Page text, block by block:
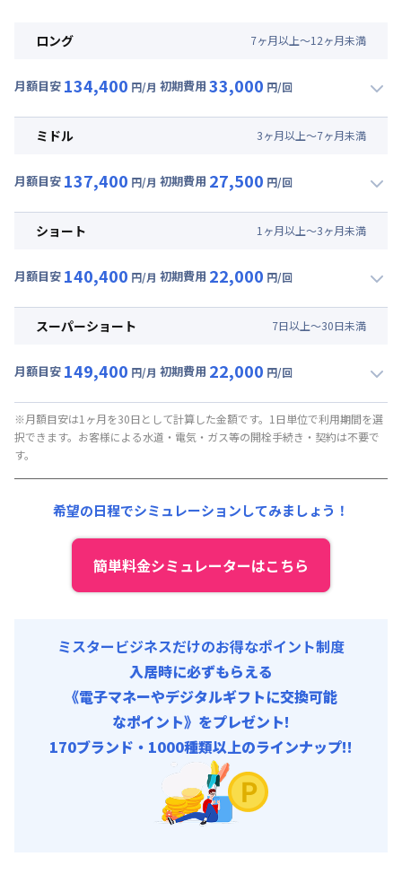
ロング 7ヶ月以上～12ヶ月未満
月額目安 134,400 円/月 初期費用 33,000 円/回
月額賃料目安(30日利用)
光熱費他 : 24,000円/月 (800円/日) (税抜)
その他費用 :
初期費用
ミドル 3ヶ月以上～7ヶ月未満
月額目安 137,400 円/月 初期費用 27,500 円/回
月額賃料目安(30日利用)
光熱費他 : 24,000円/月 (800円/日) (税抜)
その他費用 :
初期費用
ショート 1 ヶ月以上～3ヶ月未満
月額目安 140,400 円/月 初期費用 22,000 円/回
月額賃料目安(30日利用)
光熱費他 : 24,000円/月 (800円/日) (税抜)
その他費用 :
管理費: 24,000円/月 (800円/日)
初期費用
スーパーショート 7日以上～30日未満
月額目安 149,400 円/月 初期費用 22,000 円/回
月額賃料目安(30日利用)
賃料 : 90,000円/月 (3,000円/日) (税抜)
光熱費他 :
その他費用 :
24,000円/月 (800円/日)
契約事務手数料 : 5,000円/回 (税抜)
※月額目安は1ヶ月を30日として計算した金額です。1日単位で利用期間を選
択できます。お客様による水道・電気・ガス等の開栓手続き・契約は不要で
す。
希望の日程でシミュレーションしてみましょう！
簡単料金シミュレーターはこちら
ミスタービジネスだけのお得なポイント制度
入居時に必ずもらえる
《電子マネーやデジタルギフトに交換可能
なポイント》をプレゼント!
170ブランド・1000種類以上のラインナップ!!